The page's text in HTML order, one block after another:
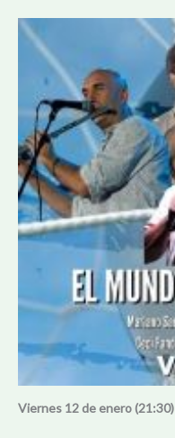
Viernes 12 de enero (21:30)